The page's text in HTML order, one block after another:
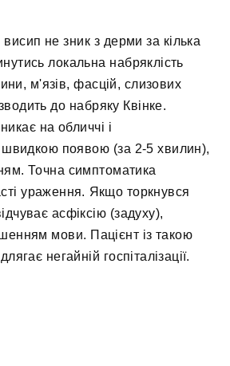
не зник з дерми за кілька
локальна набряклість
м'язів, фасцій, слизових
до набряку Квінке.
на обличчі і
швидкою появою (за 2-5 хвилин),
Точна симптоматика
ураження. Якщо торкнувся
асфіксію (задуху),
мови. Пацієнт із такою
негайній госпіталізації.